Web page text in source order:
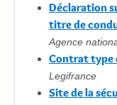
Déclaration
titre de
Agence
Contrat type
Legifrance
Site de la